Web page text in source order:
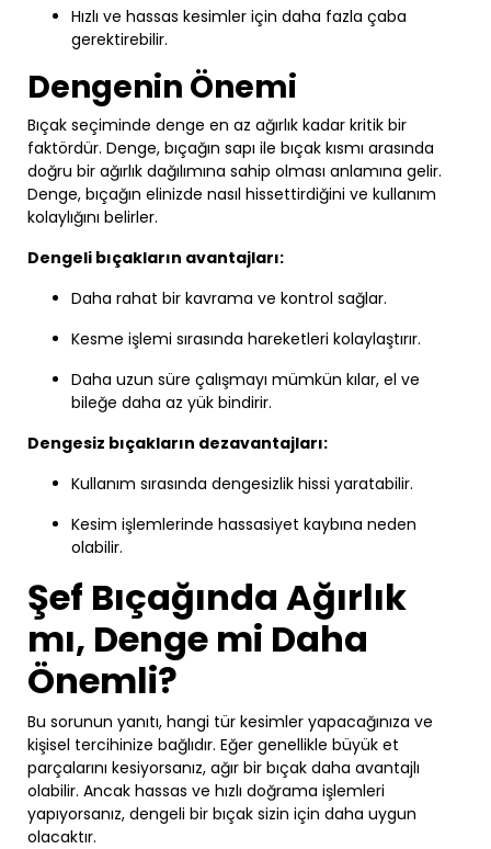
Hızlı ve hassas kesimler için daha fazla çaba
gerektirebilir.
Dengenin Önemi
Bıçak seçiminde denge en az ağırlık kadar kritik bir
faktördür. Denge, bıçağın sapı ile bıçak kısmı arasında
doğru bir ağırlık dağılımına sahip olması anlamına gelir.
Denge, bıçağın elinizde nasıl hissettirdiğini ve kullanım
kolaylığını belirler.
Dengeli bıçakların avantajları:
Daha rahat bir kavrama ve kontrol sağlar.
Kesme işlemi sırasında hareketleri kolaylaştırır.
Daha uzun süre çalışmayı mümkün kılar, el ve
bileğe daha az yük bindirir.
Dengesiz bıçakların dezavantajları:
Kullanım sırasında dengesizlik hissi yaratabilir.
Kesim işlemlerinde hassasiyet kaybına neden
olabilir.
Şef Bıçağında Ağırlık
mı, Denge mi Daha
Önemli?
Bu sorunun yanıtı, hangi tür kesimler yapacağınıza ve
kişisel tercihinize bağlıdır. Eğer genellikle büyük et
parçalarını kesiyorsanız, ağır bir bıçak daha avantajlı
olabilir. Ancak hassas ve hızlı doğrama işlemleri
yapıyorsanız, dengeli bir bıçak sizin için daha uygun
olacaktır.